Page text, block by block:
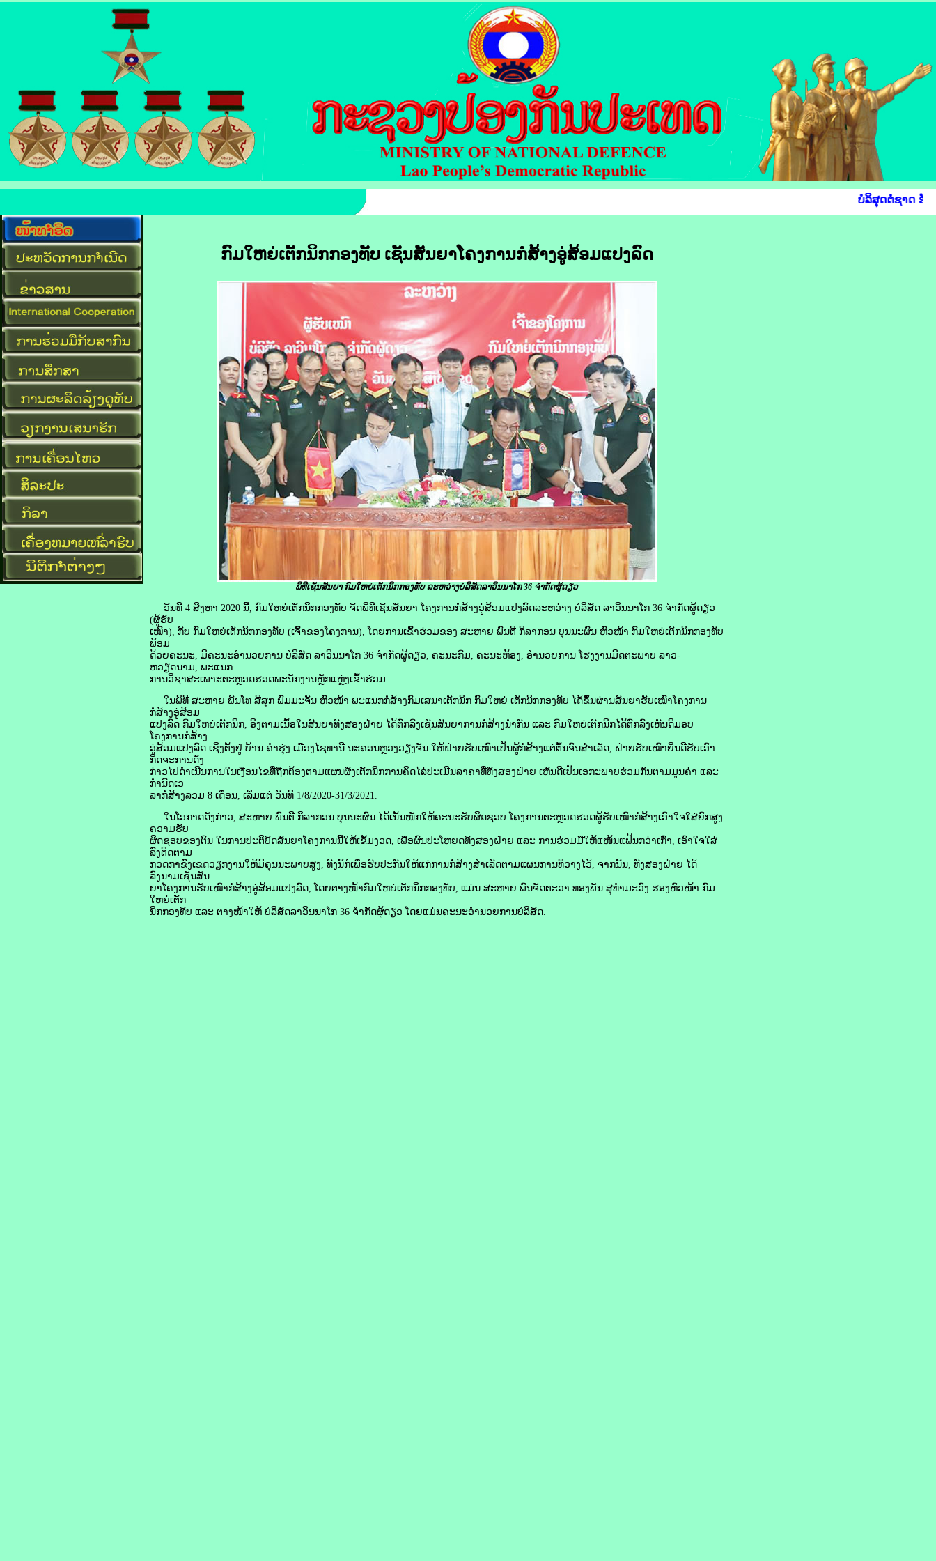
ບໍລິສຸດຕໍ່ຊາດ ຮັບ
ກົມໃຫຍ່ເຕັກນິກກອງທັບ ເຊັນສັນຍາໂຄງການກໍ່ສ້າງອູ່ສ້ອມແປງລົດ
ພິທີເຊັນສັນຍາ ກົມໃຫຍ່ເຕັກນິກກອງທັບ ລະຫວ່າງບໍລິສັດລາວິນນາໂກ 36 ຈໍາກັດຜູ້ດຽວ
ວັນທີ 4 ສິງຫາ 2020 ນີ້, ກົມໃຫຍ່ເຕັກນິກກອງທັບ ຈັດພິທີເຊັນສັນຍາ ໂຄງການກໍ່ສ້າງອູ່ສ້ອມແປງລົດລະຫວ່າງ ບໍລິສັດ ລາວິນນາໂກ 36 ຈໍາກັດຜູ້ດຽວ
(ຜູ້ຮັບ
ເໝົາ), ກັບ ກົມໃຫຍ່ເຕັກນິກກອງທັບ (ເຈົ້າຂອງໂຄງການ), ໂດຍການເຂົ້າຮ່ວມຂອງ ສະຫາຍ ພົນຕີ ກິລາກອນ ບຸນນະຜົນ ຫົວໜ້າ ກົມໃຫຍ່ເຕັກນິກກອງທັບ
ພ້ອມ
ດ້ວຍຄະນະ, ມີຄະນະອຳນວຍການ ບໍລິສັດ ລາວິນນາໂກ 36 ຈຳກັດຜູ້ດຽວ, ຄະນະກົມ, ຄະນະຫ້ອງ, ອຳນວຍການ ໂຮງງານມິດຕະພາບ ລາວ-
ຫວຽດນາມ, ພະແນກ
ການວິຊາສະເພາະຕະຫຼອດຮອດພະນັກງານຫຼັກແຫຼ່ງເຂົ້າຮ່ວມ.
ໃນພິທີ ສະຫາຍ ພັນໂທ ສີສຸກ ພົມມະຈັນ ຫົວໜ້າ ພະແນກກໍ່ສ້າງກົມເສນາເຕັກນິກ ກົມໃຫຍ່ ເຕັກນິກກອງທັບ ໄດ້ຂຶ້ນຜ່ານສັນຍາຮັບເໝົາໂຄງການ
ກໍ່ສ້າງອູ່ສ້ອມ
ແປງລົດ ກົມໃຫຍ່ເຕັກນິກ, ອີງຕາມເນື້ອໃນສັນຍາທັງສອງຝ່າຍ ໄດ້ຕົກລົງເຊັນສັນຍາການກໍ່ສ້າງນຳກັນ ແລະ ກົມໃຫຍ່ເຕັກນິກໄດ້ຕົກລົງເຫັນດີມອບ
ໂຄງການກໍ່ສ້າງ
ອູ່ສ້ອມແປງລົດ ເຊິ່ງຕັ້ງຢູ່ ບ້ານ ຄຳຮຸ່ງ ເມືອງໄຊທານີ ນະຄອນຫຼວງວຽງຈັນ ໃຫ້ຝ່າຍຮັບເໝົາເປັນຜູ້ກໍ່ສ້າງແຕ່ຕົ້ນຈົນສຳເລັດ, ຝ່າຍຮັບເໝົາຍິນດີຮັບເອົາ
ກິດຈະການດັ່ງ
ກ່າວໄປດໍາເນີນການໃນເງື່ອນໄຂທີ່ຖືກຕ້ອງຕາມແຜນຜັງເຕັກນິກການຄິດໄລ່ປະເມີນລາຄາທີ່ທັງສອງຝ່າຍ ເຫັນດີເປັນເອກະພາບຮ່ວມກັນຕາມມູນຄ່າ ແລະ
ກໍານົດເວ
ລາກໍ່ສ້າງລວມ 8 ເດືອນ, ເລີ່ມແຕ່ ວັນທີ 1/8/2020-31/3/2021.
ໃນໂອກາດດັ່ງກ່າວ, ສະຫາຍ ພົນຕີ ກິລາກອນ ບຸນນະຜົນ ໄດ້ເນັ້ນໜັກໃຫ້ຄະນະຮັບຜິດຊອບ ໂຄງການຕະຫຼອດຮອດຜູ້ຮັບເໝົາກໍ່ສ້າງເອົາໃຈໃສ່ຍົກສູງ
ຄວາມຮັບ
ຜິດຊອບຂອງຕົນ ໃນການປະຕິບັດສັນຍາໂຄງການນີ້ໃຫ້ເຂັ້ມງວດ, ເພື່ອຜົນປະໂຫຍດທັງສອງຝ່າຍ ແລະ ການຮ່ວມມືໃຫ້ແໜ້ນແຟ້ນກວ່າເກົ່າ, ເອົາໃຈໃສ່
ລົງຕິດຕາມ
ກວດກາຂົງເຂດວຽກງານໃຫ້ມີຄຸນນະພາບສູງ, ທັງນີ້ກໍເພື່ອຮັບປະກັນໃຫ້ແກ່ການກໍ່ສ້າງສໍາເລັດຕາມແຜນການທີ່ວາງໄວ້, ຈາກນັ້ນ, ທັງສອງຝ່າຍ ໄດ້
ລົງນາມເຊັນສັນ
ຍາໂຄງການຮັບເໝົາກໍ່ສ້າງອູ່ສ້ອມແປງລົດ, ໂດຍຕາງໜ້າກົມໃຫຍ່ເຕັກນິກກອງທັບ, ແມ່ນ ສະຫາຍ ພົນຈັດຕະວາ ທອງພັນ ສຸທໍາມະວົງ ຮອງຫົວໜ້າ ກົມ
ໃຫຍ່ເຕັກ
ນິກກອງທັບ ແລະ ຕາງໜ້າໃຫ້ ບໍລິສັດລາວິນນາໂກ 36 ຈໍາກັດຜູ້ດຽວ ໂດຍແມ່ນຄະນະອຳນວຍການບໍລິສັດ.